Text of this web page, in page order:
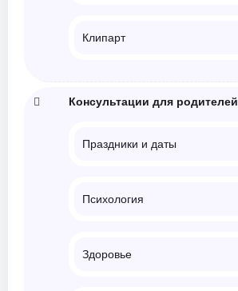
Клипарт
Консультации для родителей
Праздники и даты
Психология
Здоровье